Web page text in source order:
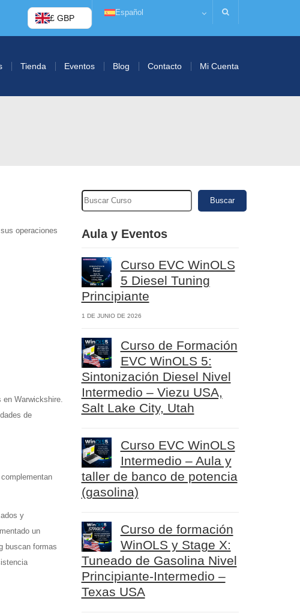
£ GBP
Español
Tienda Eventos Blog Contacto Mi Cuenta
operaciones
en Warwickshire.
de
y
un
buscan formas
Buscar
Aula y Eventos
Curso EVC WinOLS
5 Diesel Tuning
Principiante
1 DE JUNIO DE 2026
Curso de Formación
EVC WinOLS 5:
Sintonización Diesel Nivel
Intermedio – Viezu USA,
Salt Lake City, Utah
Curso EVC WinOLS
Intermedio – Aula y
taller de banco de potencia
(gasolina)
Curso de formación
WinOLS y Stage X:
Tuneado de Gasolina Nivel
Principiante-Intermedio –
Texas USA